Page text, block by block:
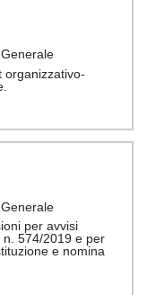
organizzativo-
per avvisi
n. 574/2019 e per
e nomina